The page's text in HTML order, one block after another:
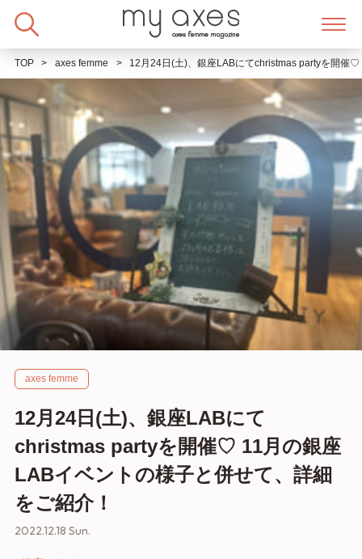
TOP axes femme 12月24日(土)、銀座LABにてchristmas partyを開催
axes femme
12月24日(土)、銀座LABにて
christmas partyを開催♡ 11月の銀座
LABイベントの様子と併せて、詳細
をご紹介！
2022.12.18 Sun.